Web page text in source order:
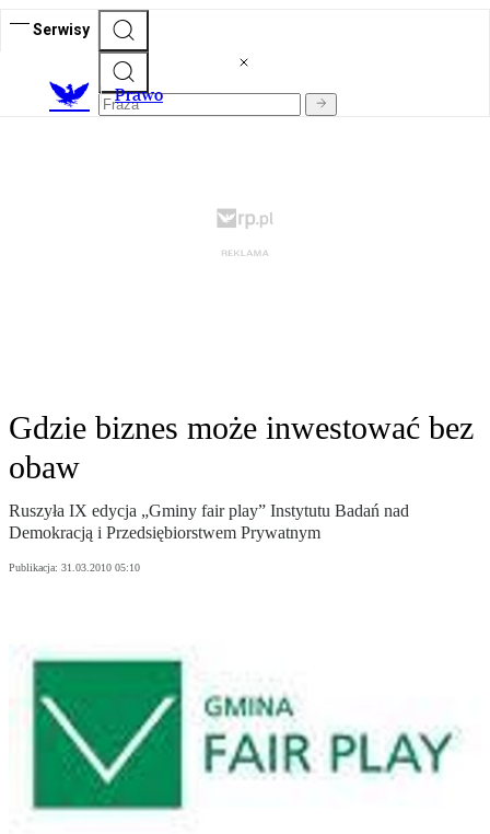
Serwisy
Prawo
Gdzie biznes może inwestować bez
obaw
Ruszyła IX edycja „Gminy fair play” Instytutu Badań nad
Demokracją i Przedsiębiorstwem Prywatnym
Publikacja: 31.03.2010 05:10